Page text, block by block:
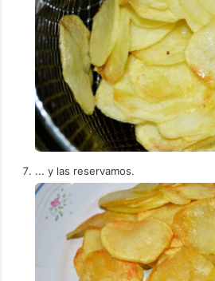
... y las reservamos.